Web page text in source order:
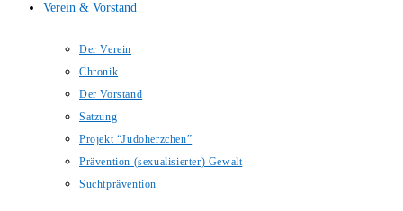
Verein & Vorstand
Der Verein
Chronik
Der Vorstand
Satzung
Projekt “Judoherzchen”
Prävention (sexualisierter) Gewalt
Suchtprävention